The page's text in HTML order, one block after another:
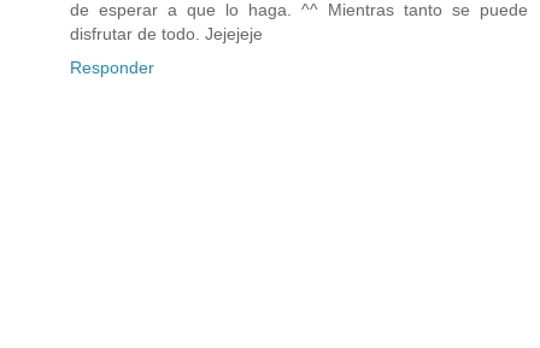
de esperar a que lo haga. ^^ Mientras tanto se puede
disfrutar de todo. Jejejeje
Responder